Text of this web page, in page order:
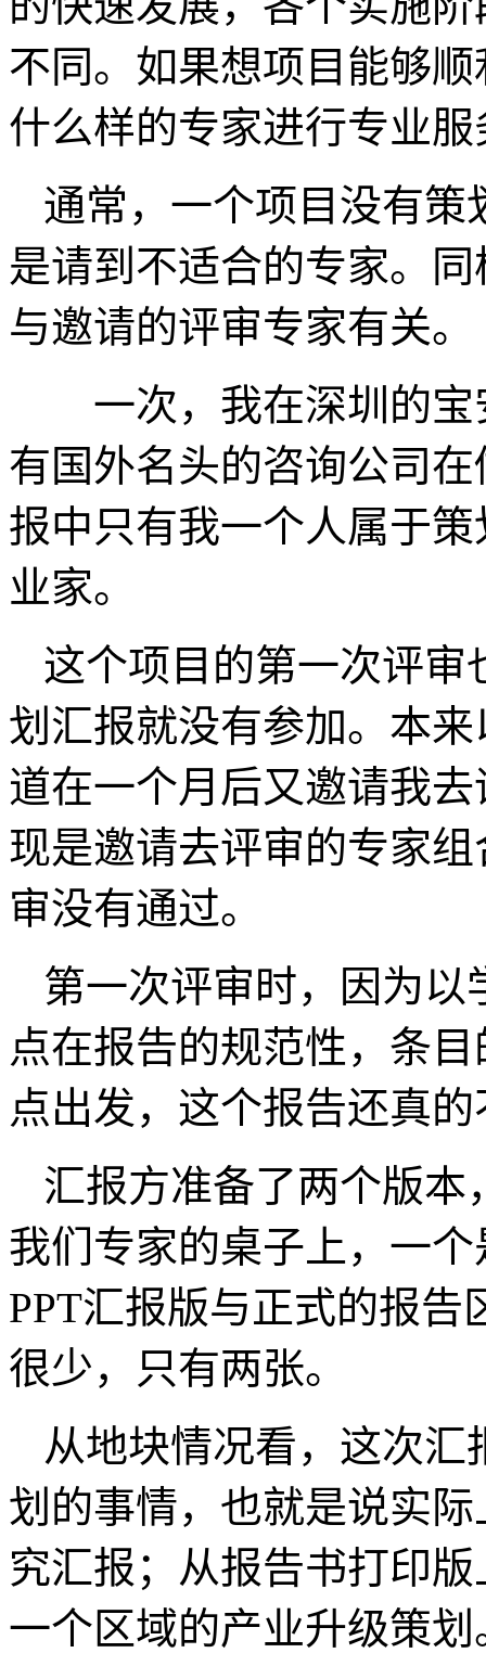
不同。如果想项目能够
什么样的专家进行专业服
通常，一个项目没有策
是请到不适合的专家。
与邀请的评审专家有关。
一次，我在深圳的宝
有国外名头的咨询公司
报中只有我一个人属于
业家。
这个项目的第一次评
划汇报就没有参加。本
道在一个月后又邀请我
现是邀请去评审的专家
审没有通过。
第一次评审时，因为
点在报告的规范性，条
点出发，这个报告还真
汇报方准备了两个版本
我们专家的桌子上，一个
PPT汇报版与正式的报告
很少，只有两张。
从地块情况看，这次
划的事情，也就是说实
究汇报；从报告书打印
一个区域的产业升级策